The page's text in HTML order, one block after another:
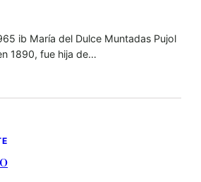
ib María del Dulce Muntadas Pujol
1890, fue hija de…